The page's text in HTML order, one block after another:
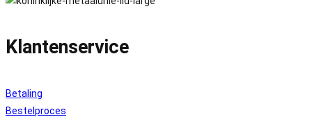
Klantenservice
Betaling
Bestelproces